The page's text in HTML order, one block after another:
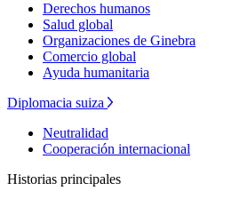
Derechos humanos
Salud global
Organizaciones de Ginebra
Comercio global
Ayuda humanitaria
Diplomacia suiza
Neutralidad
Cooperación internacional
Historias principales